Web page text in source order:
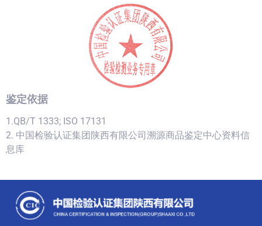
鉴定依据
1.QB/T 1333; ISO 17131
2. 中国检验认证集团陕西有限公司溯源商品鉴定中心资料信
息库